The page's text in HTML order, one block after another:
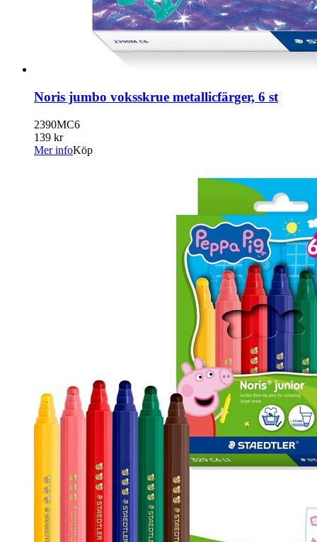
Noris jumbo voksskrue metallicfärger, 6 st
2390MC6
139 kr
Mer infoKöp